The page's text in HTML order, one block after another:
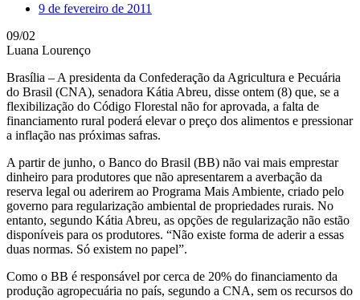
9 de fevereiro de 2011
09/02
Luana Lourenço
Brasília – A presidenta da Confederação da Agricultura e Pecuária
do Brasil (CNA), senadora Kátia Abreu, disse ontem (8) que, se a
flexibilização do Código Florestal não for aprovada, a falta de
financiamento rural poderá elevar o preço dos alimentos e pressionar
a inflação nas próximas safras.
A partir de junho, o Banco do Brasil (BB) não vai mais emprestar
dinheiro para produtores que não apresentarem a averbação da
reserva legal ou aderirem ao Programa Mais Ambiente, criado pelo
governo para regularização ambiental de propriedades rurais. No
entanto, segundo Kátia Abreu, as opções de regularização não estão
disponíveis para os produtores. “Não existe forma de aderir a essas
duas normas. Só existem no papel”.
Como o BB é responsável por cerca de 20% do financiamento da
produção agropecuária no país, segundo a CNA, sem os recursos do